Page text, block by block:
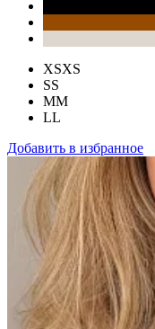
XSXS
SS
MM
LL
Добавить в избранное